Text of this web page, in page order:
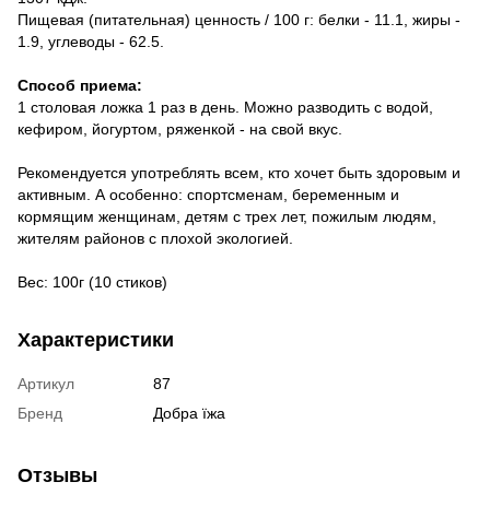
Пищевая (питательная) ценность / 100 г: белки - 11.1, жиры -
1.9, углеводы - 62.5.
Способ приема:
1 столовая ложка 1 раз в день. Можно разводить с водой,
кефиром, йогуртом, ряженкой - на свой вкус.
Рекомендуется употреблять всем, кто хочет быть здоровым и
активным. А особенно: спортсменам, беременным и
кормящим женщинам, детям с трех лет, пожилым людям,
жителям районов с плохой экологией.
Вес: 100г (10 стиков)
Характеристики
Артикул
87
Бренд
Добра їжа
Отзывы